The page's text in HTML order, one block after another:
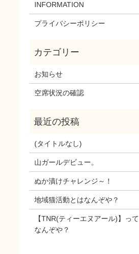
INFORMATION
プライバシーポリシー
お知らせ
空席状況の確認
(タイトルなし)
山ガールデビュー。
ぬか漬けチャレンジ～！
地域猫活動とはなんぞや？
【TNR(ティーエヌアール)】って
なんぞや？